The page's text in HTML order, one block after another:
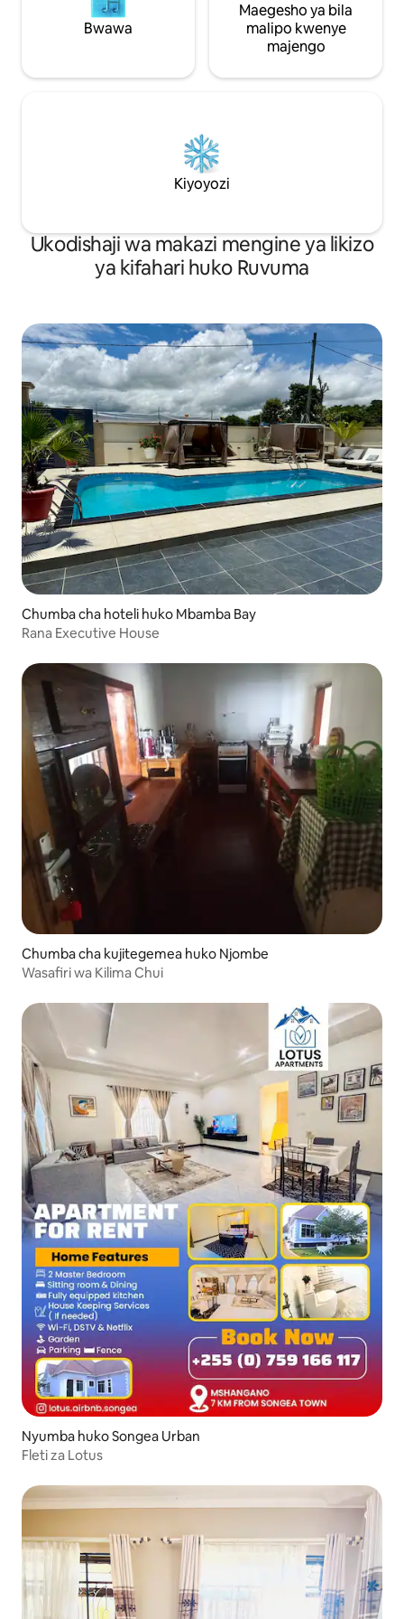
Bwawa
Maegesho ya bila
malipo kwenye
majengo
Kiyoyozi
Ukodishaji wa makazi mengine ya likizo
ya kifahari huko Ruvuma
Chumba cha hoteli huko Mbamba Bay
Rana Executive House
Chumba cha kujitegemea huko Njombe
Wasafiri wa Kilima Chui
Nyumba huko Songea Urban
Fleti za Lotus